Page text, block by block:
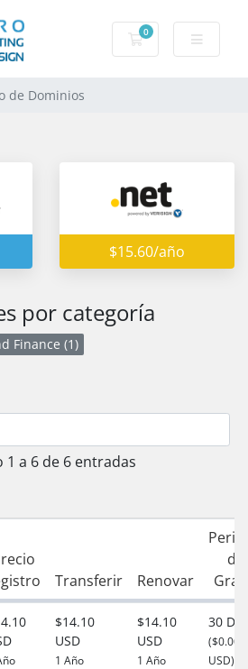
0
Carro de Pedidos
de Dominios
$15.60/año
por categoría
Finance (1)
1 a 6 de 6 entradas
Transferir Renovar
de
$14.10
USD
1 Año
$14.10
USD
1 Año
30
($0.00
USD)